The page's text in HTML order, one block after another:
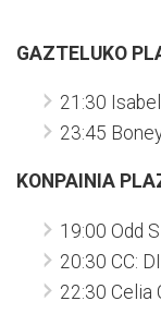
GAZTELUKO
21:30
23:45
KONPAINIA
19:00 Odd
20:30 CC:
22:30 Celia